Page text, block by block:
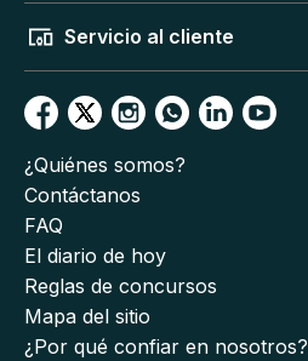
Servicio al cliente
¿Quiénes somos?
Contáctanos
FAQ
El diario de hoy
Reglas de concursos
Mapa del sitio
¿Por qué confiar en nosotros?